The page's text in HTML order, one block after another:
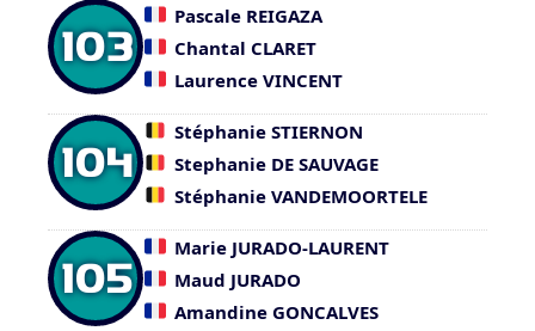
103
Pascale REIGAZA
Chantal CLARET
Laurence VINCENT
104
Stéphanie STIERNON
Stephanie DE SAUVAGE
Stéphanie VANDEMOORTELE
105
Marie JURADO-LAURENT
Maud JURADO
Amandine GONCALVES